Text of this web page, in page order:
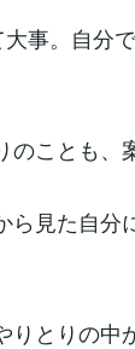
事。自分
のことも
ら見た自分
りとりの中